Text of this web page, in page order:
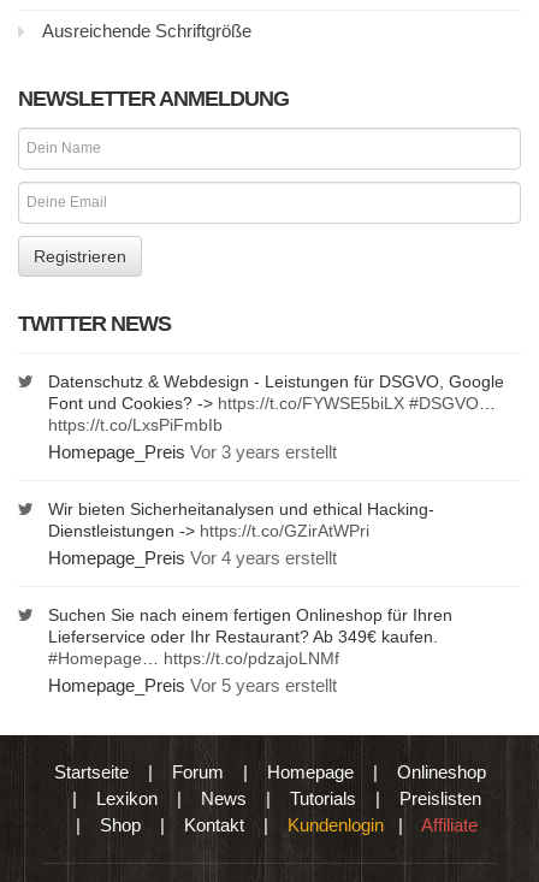
Ausreichende Schriftgröße
NEWSLETTER ANMELDUNG
TWITTER NEWS
Datenschutz & Webdesign - Leistungen für DSGVO, Google
Font und Cookies? -> https://t.co/FYWSE5biLX #DSGVO
https://t.co/LxsPiFmbIb
Homepage_Preis Vor 3 years erstellt
Wir bieten Sicherheitanalysen und ethical Hacking-
Dienstleistungen -> https://t.co/GZirAtWPri
Homepage_Preis Vor 4 years erstellt
Suchen Sie nach einem fertigen Onlineshop für Ihren
Lieferservice oder Ihr Restaurant? Ab 349€ kaufen.
#Homepage
https://t.co/pdzajoLNMf
Homepage_Preis Vor 5 years erstellt
Startseite| Forum | Homepage| Onlineshop
| Lexikon | News | Tutorials | Preislisten
| Shop | Kontakt | Kundenlogin | Affiliate